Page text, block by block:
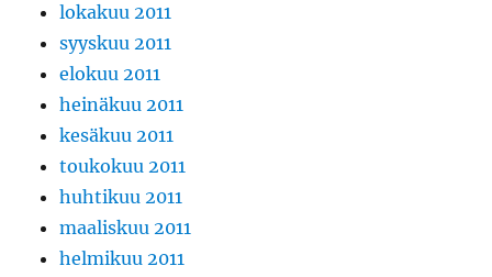
lokakuu 2011
syyskuu 2011
elokuu 2011
heinäkuu 2011
kesäkuu 2011
toukokuu 2011
huhtikuu 2011
maaliskuu 2011
helmikuu 2011